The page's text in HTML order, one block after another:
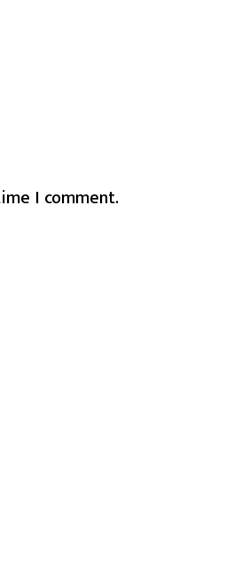
I comment.